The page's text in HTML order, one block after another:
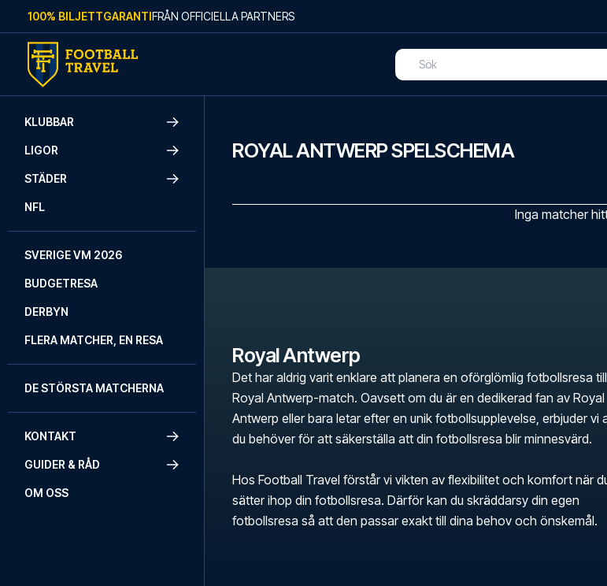
Skip to content
100% BILJETTGARANTIFRÅN OFFICIELLA PARTNERS
KLUBBAR
LIGOR
STÄDER
NFL
SVERIGE VM 2026
BUDGETRESA
DERBYN
FLERA MATCHER, EN RESA
DE STÖRSTA MATCHERNA
KONTAKT
GUIDER & RÅD
OM OSS
ROYAL ANTWERP SPELSCHEMA
Inga matcher
Royal Antwerp
Det har aldrig varit enklare att planera en oförglömlig fotbollsresa
Royal Antwerp-match. Oavsett om du är en dedikerad fan av Royal
Antwerp eller bara letar efter en unik fotbollsupplevelse, erbjuder vi
du behöver för att säkerställa att din fotbollsresa blir minnesvärd.
Hos Football Travel förstår vi vikten av flexibilitet och komfort när
sätter ihop din fotbollsresa. Därför kan du skräddarsy din egen
fotbollsresa så att den passar exakt till dina behov och önskemål.